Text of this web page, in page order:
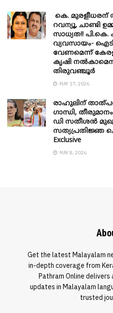
കെ.
റവന്യൂ, ചാണ്ടി
സാധ്യത!! പി.കെ.
വ്യവസായം-
വേണമെന്ന്
കൃഷി
തിരുവഞ്ചൂർ
MAY 17, 2026
രാഹുലിന്
​ഗാന്ധി,
ഡി സതീശൻ
സത്യപ്രതിജ്ഞ
Exclusive
MAY 8, 2026
Get the latest Malayalam
in-depth coverage from
Pathram Online
updates in Malayalam
trusted